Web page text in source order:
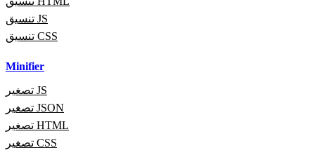
تنسيق JS
تنسيق CSS
Minifier
تصغير JS
تصغير JSON
تصغير HTML
تصغير CSS